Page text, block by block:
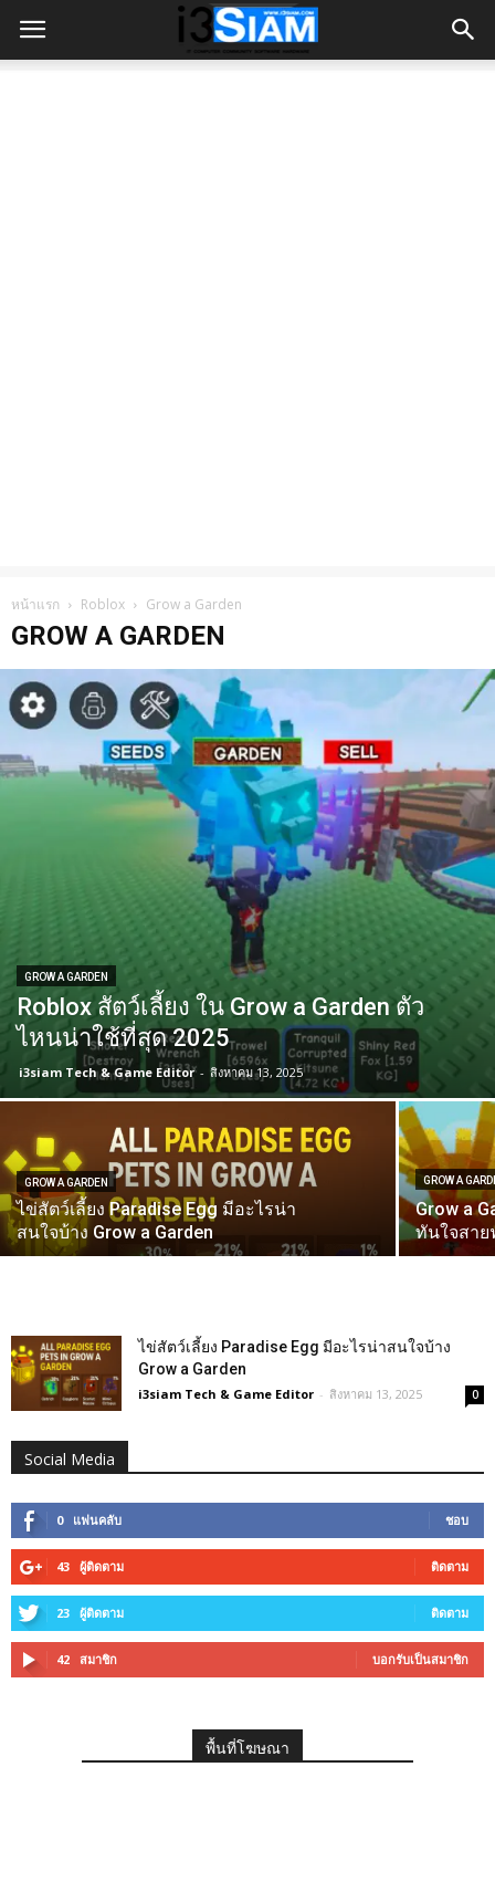
หน้าแรก Roblox Grow a Garden
GROW A GARDEN
GROW A GARDEN
Roblox สัตว์เลี้ยง ใน Grow a Garden ตัว
ไหนน่าใช้ที่สุด 2025
i3siam Tech & Game Editor - สิงหาคม 13, 2025
GROW A GARDEN
ไข่สัตว์เลี้ยง Paradise Egg มีอะไรน่า
สนใจบ้าง Grow a Garden
GROW A
Grow a
ทันใจสาย
ไข่สัตว์เลี้ยง Paradise Egg มีอะไรน่าสนใจบ้าง
Grow a Garden
i3siam Tech & Game Editor - สิงหาคม 13, 2025 0
Social Media
0 แฟนคลับ ชอบ
43 ผู้ติดตาม ติดตาม
23 ผู้ติดตาม ติดตาม
42 สมาชิก บอกรับเป็นสมาชิก
พื้นที่โฆษณา